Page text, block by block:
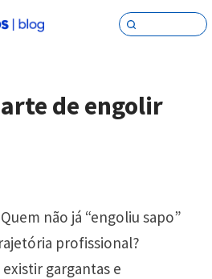
de engolir
não já “engoliu sapo”
profissional?
gargantas e